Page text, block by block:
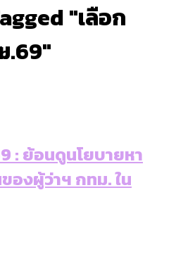
70 ของ กทม. สำนักการ
มีเพียง 5 เขตที่งบเพิ่ม
รสูงสุด
ยวออกจากกีฬา กระทรวง
ม้ในกรุงเทพฯ ส่วนใหญ่มา
จร เขตจตุจักรเกิดไฟฟ้า
ด
Transgender ทั่วโลก
"เลือก
.69"
: ย้อนดูนโยบายหา
องผู้ว่าฯ กทม. ใน